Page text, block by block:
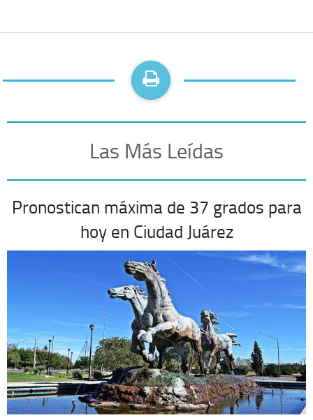
Las Más Leídas
Pronostican máxima de 37 grados para
hoy en Ciudad Juárez